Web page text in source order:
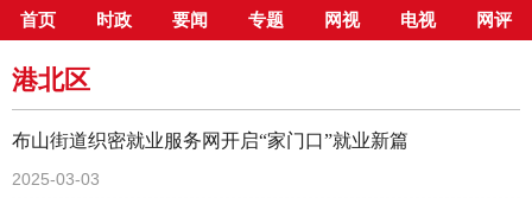
首页 时政 要闻 专题 网视 电视 网评
当前位置： 首页> 新闻中心> 县市区> 港北区
港北区
布山街道织密就业服务网开启“家门口”就业新篇
2025-03-03